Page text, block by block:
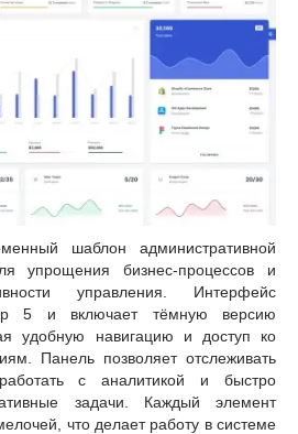
шаблон административной
упрощения бизнес-процессов и
управления. Интерфейс
5 и включает тёмную версию
удобную навигацию и доступ ко
Панель позволяет отслеживать
с аналитикой и быстро
задачи. Каждый элемент
что делает работу в системе